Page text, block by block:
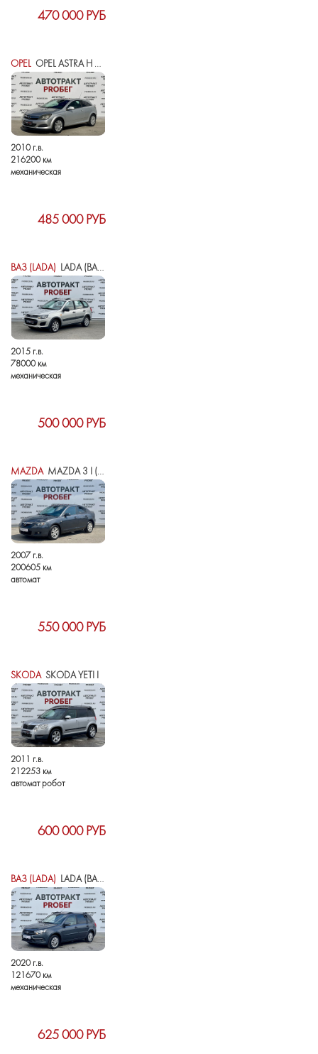
470 000 РУБ
OPEL OPEL ASTRA H РЕСТАЙЛИНГ
2010 г.в.
216200 км
механическая
485 000 РУБ
ВАЗ (LADA) LADA (ВАЗ) KALINA II
2015 г.в.
78000 км
механическая
500 000 РУБ
MAZDAMAZDA 3 I (BK) РЕСТАЙЛИНГ
2007 г.в.
200605 км
автомат
550 000 РУБ
SKODASKODA YETI I
2011 г.в.
212253 км
автомат робот
600 000 РУБ
ВАЗ (LADA) LADA (ВАЗ) GRANTA I РЕСТАЙЛИНГ
2020 г.в.
121670 км
механическая
625 000 РУБ